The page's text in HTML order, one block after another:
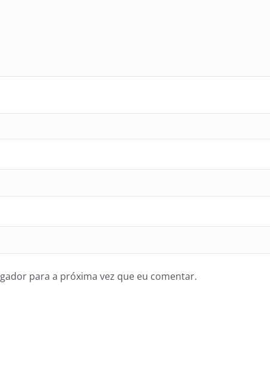
para a próxima vez que eu comentar.